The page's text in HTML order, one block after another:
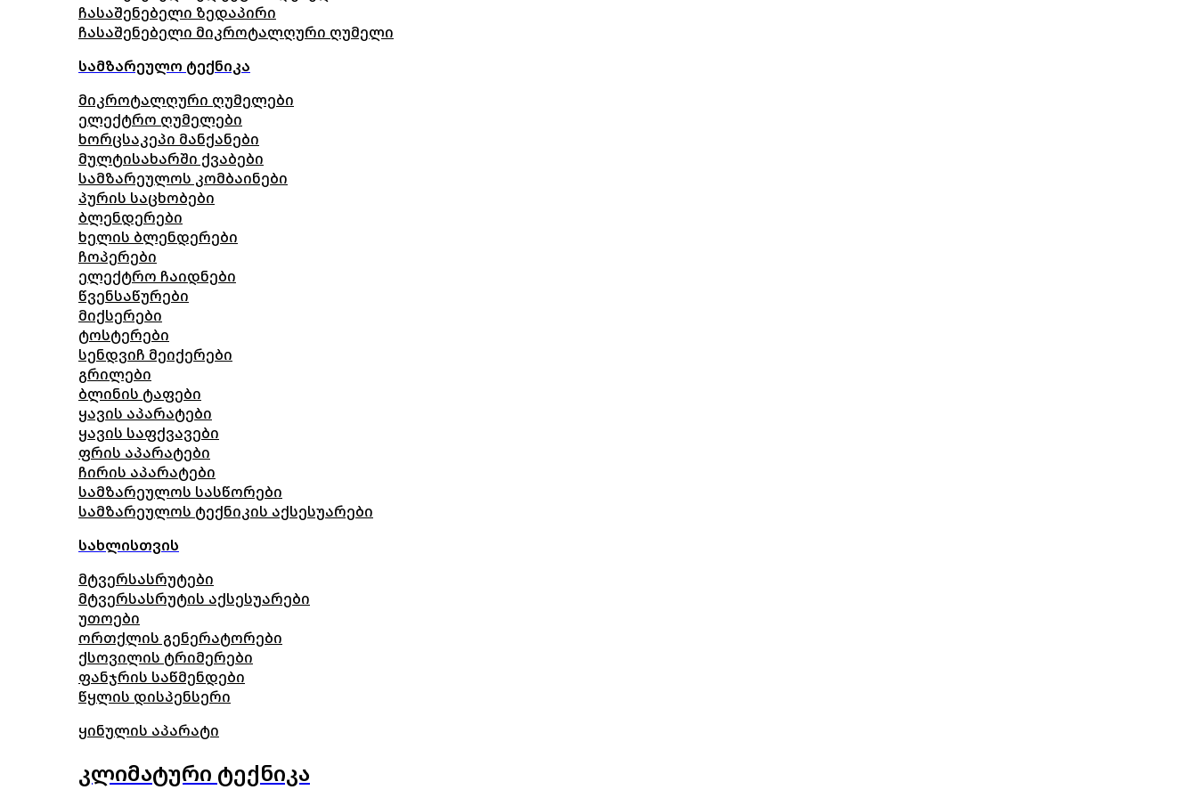
ჩასაშენებელი ზედაპირი
ჩასაშენებელი მიკროტალღური ღუმელი
სამზარეულო ტექნიკა
მიკროტალღური ღუმელები
ელექტრო ღუმელები
ხორცსაკეპი მანქანები
მულტისახარში ქვაბები
სამზარეულოს კომბაინები
პურის საცხობები
ბლენდერები
ხელის ბლენდერები
ჩოპერები
ელექტრო ჩაიდნები
წვენსაწურები
მიქსერები
ტოსტერები
სენდვიჩ მეიქერები
გრილები
ბლინის ტაფები
ყავის აპარატები
ყავის საფქვავები
ფრის აპარატები
ჩირის აპარატები
სამზარეულოს სასწორები
სამზარეულოს ტექნიკის აქსესუარები
სახლისთვის
მტვერსასრუტები
მტვერსასრუტის აქსესუარები
უთოები
ორთქლის გენერატორები
ქსოვილის ტრიმერები
ფანჯრის საწმენდები
წყლის დისპენსერი
ყინულის აპარატი
კლიმატური ტექნიკა